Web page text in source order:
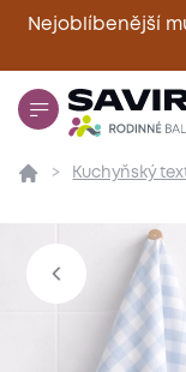
Nejoblíbenější
Přehled
Kuchyňský